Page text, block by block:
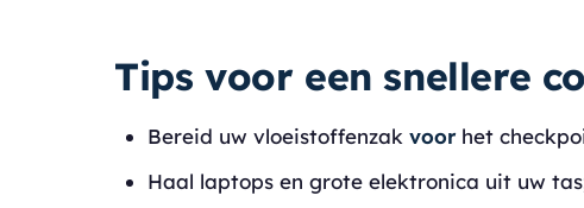
Tips voor een snellere
Bereid uw vloeistoffenzak voorhet
Haal laptops en grote elektronica uit uw